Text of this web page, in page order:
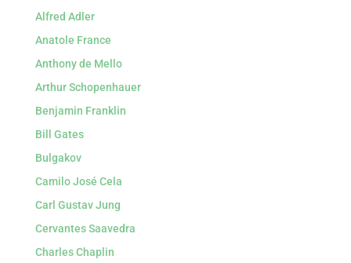
Alfred Adler
Anatole France
Anthony de Mello
Arthur Schopenhauer
Benjamin Franklin
Bill Gates
Bulgakov
Camilo José Cela
Carl Gustav Jung
Cervantes Saavedra
Charles Chaplin